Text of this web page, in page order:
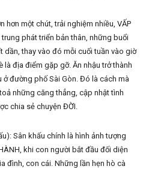
hơn một chút, trải nghiệm nhiều, VẤP
phát triển bản thân, những buổi
dần, thay vào đó mỗi cuối tuần vào giờ
là địa điểm gặp gỡ. Ăn nhậu trở thành
đường phố Sài Gòn. Đó là cách mà
những căng thẳng, cập nhật tình
chia sẻ chuyện ĐỜI.
Sân khấu chính là hình ảnh tượng
khi con người bắt đầu đối diện
đình, con cái. Những lần hẹn hò cà